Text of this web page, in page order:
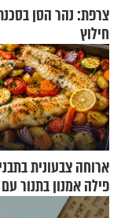
צרפת: נהר הסן
חילוץ
ארוחה צבעונית
פילה אמנון בתנור